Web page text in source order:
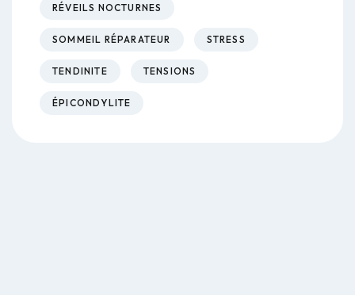
RÉVEILS NOCTURNES
SOMMEIL RÉPARATEUR STRESS
TENDINITE TENSIONS
ÉPICONDYLITE